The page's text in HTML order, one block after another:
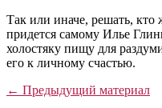
Так или иначе, решать, кто
придется самому Илье
холостяку пищу для
его к личному счастью.
← Предыдущий материал